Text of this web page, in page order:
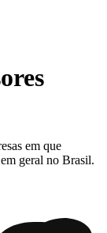
em que
geral no Brasil.